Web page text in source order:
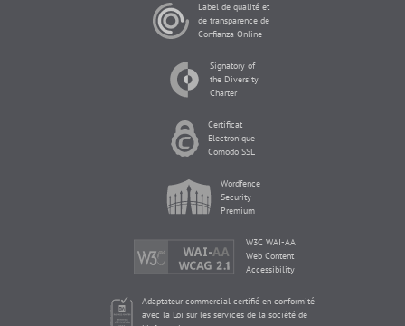
Label de qualité et
de transparence de
Confianza Online
Signatory of
the Diversity
Charter
Certificat
Electronique
Comodo SSL
Wordfence
Security
Premium
W3C WAI-AA
Web Content
Accessibility
Adaptateur commercial certifié en conformité
avec la Loi sur les services de la société de